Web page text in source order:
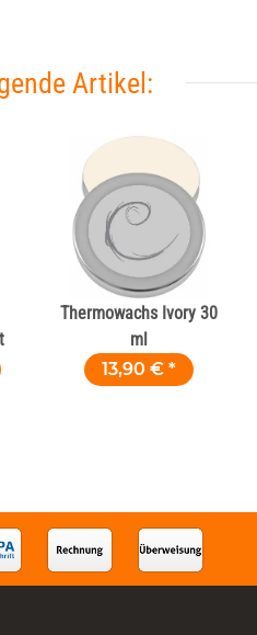
Artikel:
Thermowachs Ivory 30
ml
13,90 € *